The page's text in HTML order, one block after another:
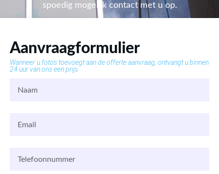
spoedig mogelijk contact met u op.
Aanvraagformulier
Wanneer u foto's toevoegt aan de offerte aanvraag, ontvangt u binnen
24 uur van ons een prijs